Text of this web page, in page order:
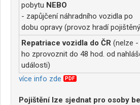
pobytu NEBO
- zapůjčení náhradního vozidla po
dobu opravy (provoz hradí
Repatriace vozidla do ČR (nelze -
ho zprovoznit do 48 hod. od
události)
více info zde
PDF
Pojištění lze sjednat pro osoby